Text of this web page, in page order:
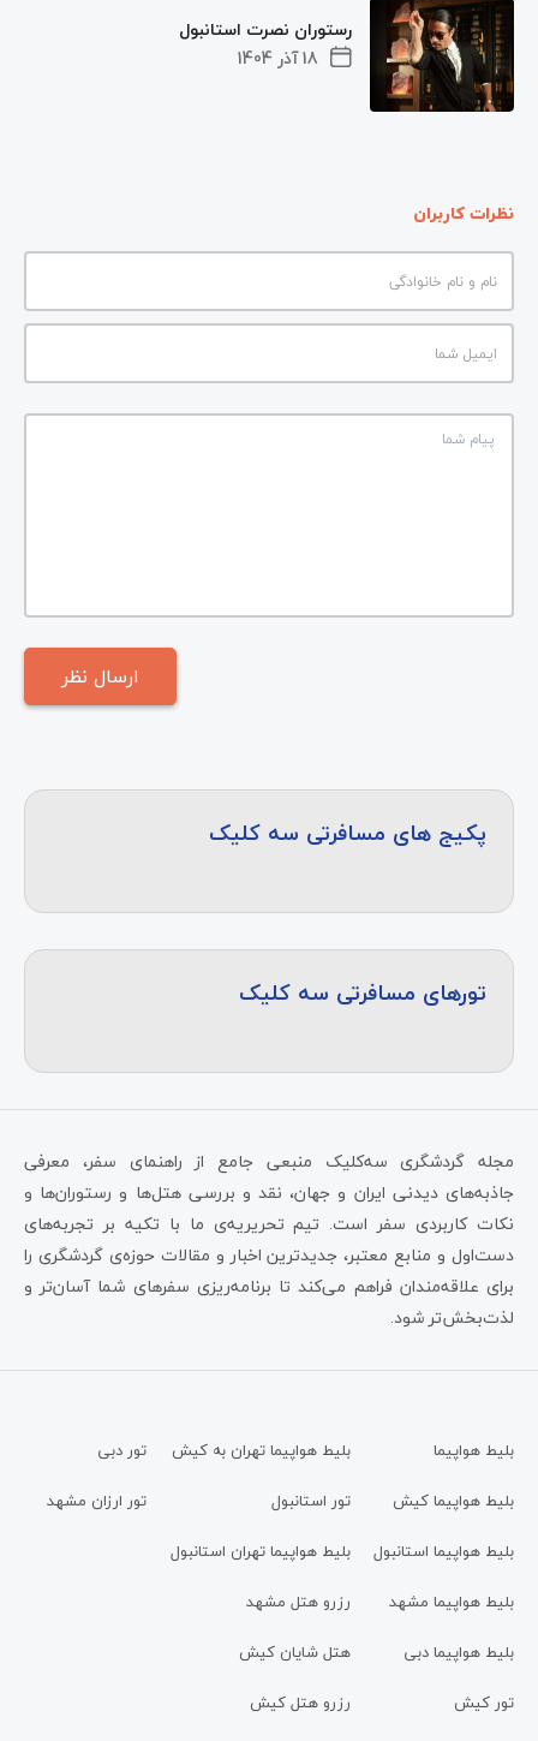
18 آذر 1404
رستوران نصرت استانبول
نظرات کاربران
پکیج های مسافرتی سه کلیک
تورهای مسافرتی سه کلیک
مجله گردشگری سه‌کلیک منبعی جامع از راهنمای سفر، معرفی
جاذبه‌های دیدنی ایران و جهان، نقد و بررسی هتل‌ها و رستوران‌ها و
نکات کاربردی سفر است. تیم تحریریه‌ی ما با تکیه بر تجربه‌های
دست‌اول و منابع معتبر، جدیدترین اخبار و مقالات حوزه‌ی گردشگری را
برای علاقه‌مندان فراهم می‌کند تا برنامه‌ریزی سفرهای شما آسان‌تر و
لذت‌بخش‌تر شود.
بلیط هواپیما
بلیط هواپیما کیش
بلیط هواپیما استانبول
بلیط هواپیما مشهد
بلیط هواپیما دبی
تور کیش
بلیط هواپیما تهران به کیش
تور استانبول
بلیط هواپیما تهران استانبول
رزرو هتل مشهد
هتل شایان کیش
رزرو هتل کیش
تور دبی
تور ارزان مشهد